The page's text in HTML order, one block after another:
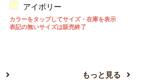
アイボリー
カラーをタップしてサイズ・在庫を表示
表記の無いサイズは販売終了
もっと見る